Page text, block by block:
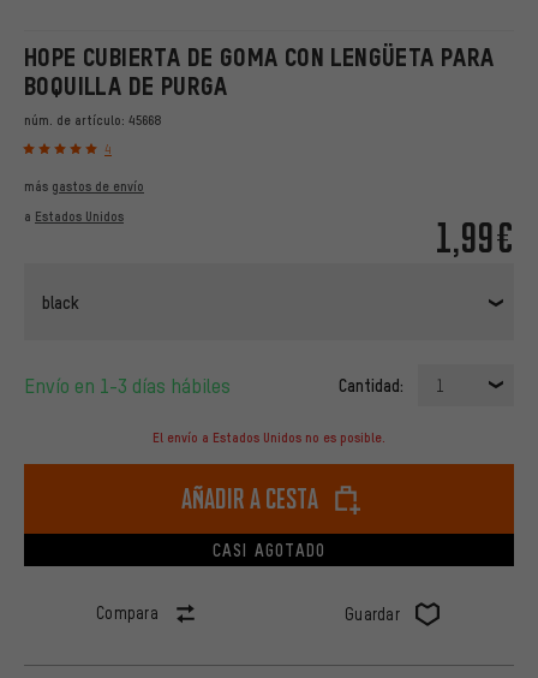
HOPE CUBIERTA DE GOMA CON LENGÜETA PARA
BOQUILLA DE PURGA
núm. de artículo: 45668
4
1,99€
más gastos de envío
a Estados Unidos
black
Envío en 1-3 días hábiles Cantidad: 1
El envío a Estados Unidos no es posible.
Añadir a cesta
CASI AGOTADO
Compara Guardar